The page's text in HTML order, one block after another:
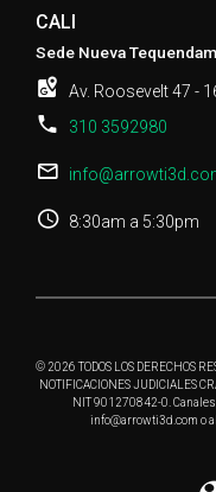
CALI
Sede Nueva
Av. Roosevelt 47 -
310 3592980
8:30am a 5:30pm
© 2026 TODOS LOS DERECHOS
NOTIFICACIONES JUDICIALES
NIT 901270842-0.
info@arrowti3d.com o